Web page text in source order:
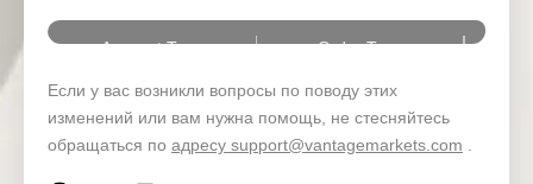
Account Type Order Type
Live
Open positions
Stop loss / take profit
Если у вас возникли вопросы по поводу этих
изменений или вам нужна помощь, не стесняйтесь
обращаться по адресу support@vantagemarkets.com